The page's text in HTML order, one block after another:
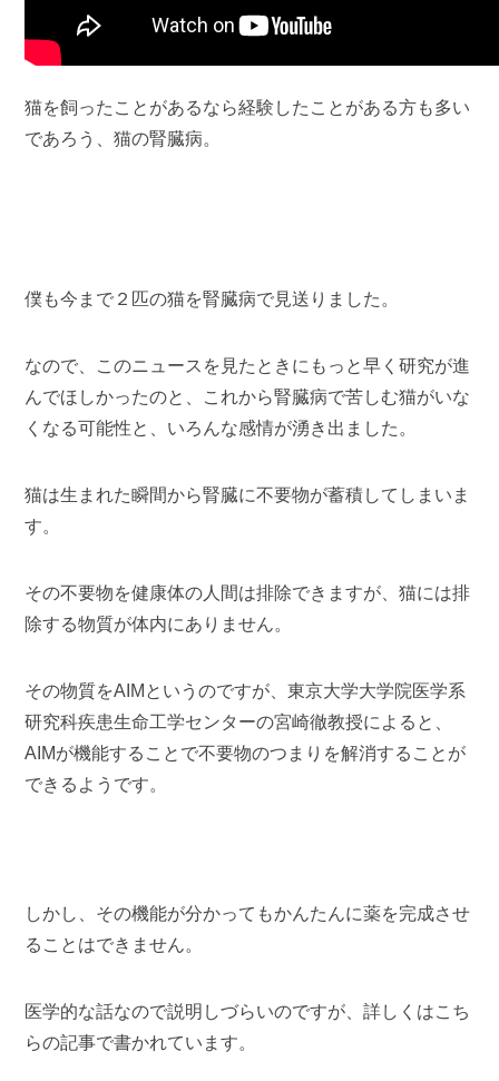
猫を飼ったことがあるなら経験したことがある方も多い
であろう、猫の腎臓病。
僕も今まで２匹の猫を腎臓病で見送りました。
なので、このニュースを見たときにもっと早く研究が進
んでほしかったのと、これから腎臓病で苦しむ猫がいな
くなる可能性と、いろんな感情が湧き出ました。
猫は生まれた瞬間から腎臓に不要物が蓄積してしまいま
す。
その不要物を健康体の人間は排除できますが、猫には排
除する物質が体内にありません。
その物質をAIMというのですが、東京大学大学院医学系
研究科疾患生命工学センターの宮崎徹教授によると、
AIMが機能することで不要物のつまりを解消することが
できるようです。
しかし、その機能が分かってもかんたんに薬を完成させ
ることはできません。
医学的な話なので説明しづらいのですが、詳しくはこち
らの記事で書かれています。